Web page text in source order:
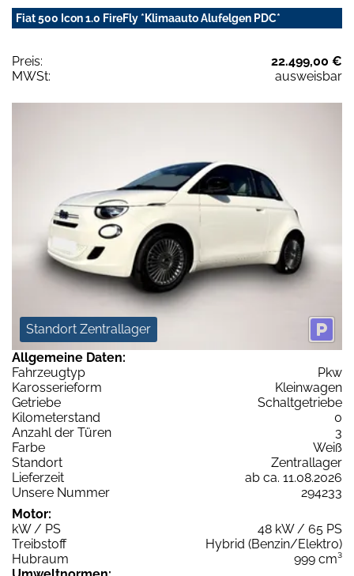
Fiat 500 Icon 1.0 FireFly *Klimaauto Alufelgen PDC*
Preis:
22.499,00 €
MWSt:
ausweisbar
Standort Zentrallager
Allgemeine Daten:
Fahrzeugtyp
Pkw
Karosserieform
Kleinwagen
Getriebe
Schaltgetriebe
Kilometerstand
0
Anzahl der Türen
3
Farbe
Weiß
Standort
Zentrallager
Lieferzeit
ab ca. 11.08.2026
Unsere Nummer
294233
Motor:
kW / PS
48 kW / 65 PS
Treibstoff
Hybrid (Benzin/Elektro)
Hubraum
999 cm³